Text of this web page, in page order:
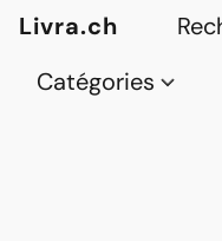
Livra.ch
Catégories